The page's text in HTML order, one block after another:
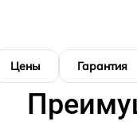
Цены Гарантия